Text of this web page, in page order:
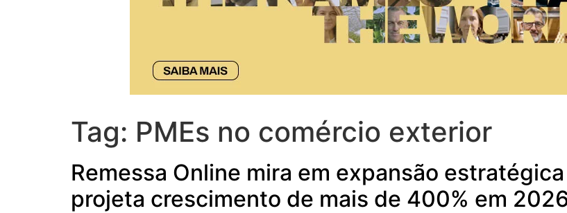
Tag: PMEs no comércio exterior
Remessa Online mira em expansão
projeta crescimento de mais de 400% em